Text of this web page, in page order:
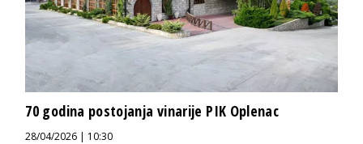
70 godina postojanja vinarije PIK Oplenac
28/04/2026 | 10:30